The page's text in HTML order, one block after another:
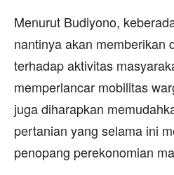
Menurut Budiyono,
nantinya akan memberikan
terhadap aktivitas
memperlancar mobilitas
juga diharapkan
pertanian yang selama ini
penopang perekonomian